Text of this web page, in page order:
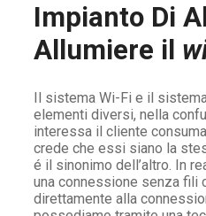
Impianto Di
Allumiere il
Il sistema Wi-Fi e il
elementi diversi, nella
interessa il cliente
crede che essi siano la
é il sinonimo dell’altro. In
una connessione senza fili
direttamente alla